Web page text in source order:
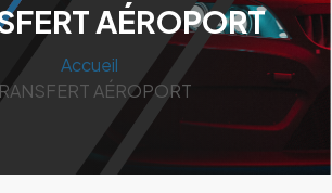
AÉROPORT
Accueil
AÉROPORT